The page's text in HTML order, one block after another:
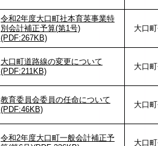
令和2年度大口町社本育英事業特
別会計補正予算(第1号)
(PDF:267KB)
大口
大口町道路線の変更について
(PDF:211KB)
大口
教育委員会委員の任命について
(PDF:46KB)
大口
令和2年度大口町一般会計補正予
大口